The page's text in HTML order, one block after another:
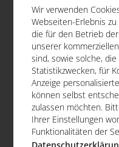
Rat und Tat in
Das
+43
Wir verwenden
Webseiten-Erlebnis
die für den Betrieb
unserer
sind, sowie solche,
Statistikzwecken, für
Anzeige
können selbst
zulassen möchten.
Ihrer Einstellungen
Funktionalitäten der